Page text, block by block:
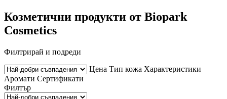
Козметични продукти от Biopark
Cosmetics
Филтрирай и подреди
Цена Тип кожа Характеристики
Аромати Сертификати
Филтър